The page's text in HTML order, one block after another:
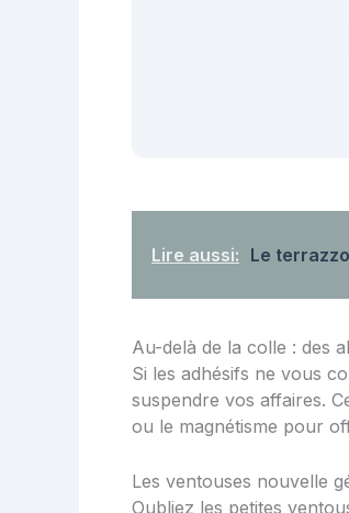
Lire aussi: Le
Au-delà de la colle : des
Si les adhésifs ne vous
suspendre vos affaires.
ou le magnétisme pour
Les ventouses nouvelle
Oubliez les petites